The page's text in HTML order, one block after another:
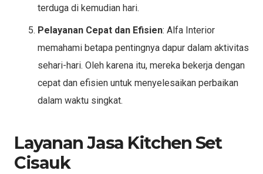
terduga di kemudian hari.
Pelayanan Cepat dan Efisien: Alfa Interior
memahami betapa pentingnya dapur dalam aktivitas
sehari-hari. Oleh karena itu, mereka bekerja dengan
cepat dan efisien untuk menyelesaikan perbaikan
dalam waktu singkat.
Layanan Jasa Kitchen Set
Cisauk